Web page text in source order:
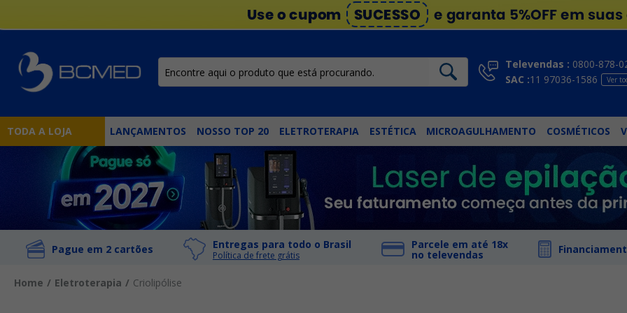
Televendas : 0800-878-
SAC :11 97036-1586 Ver
TODA A LOJA LANÇAMENTOS NOSSO TOP 20 ELETROTERAPIA ESTÉTICA MICROAGULHAMENTO COSMÉTICOS
Pague em 2 cartões Entregas para todo o Brasil
Política de frete grátis
Parcele em até 18x
no televendas
Home Eletroterapia Criolipólise